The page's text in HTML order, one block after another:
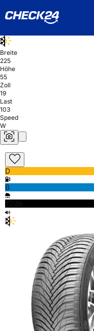
Breite
225
Höhe
55
Zoll
19
Last
103
Speed
W
D
B
72db